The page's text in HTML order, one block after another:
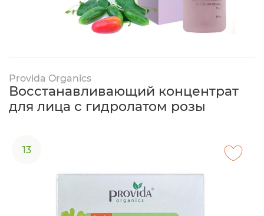
Provida Organics
Восстанавливающий концентрат
для лица с гидролатом розы
13